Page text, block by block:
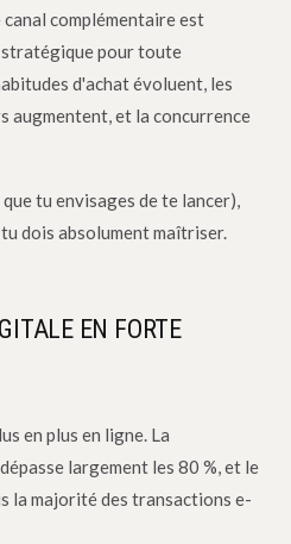
complémentaire est
pour toute
d'achat évoluent, les
augmentent, et la concurrence
tu envisages de te lancer),
dois absolument maîtriser.
EN FORTE
en plus en ligne. La
largement les 80 %, et le
la majorité des transactions e-